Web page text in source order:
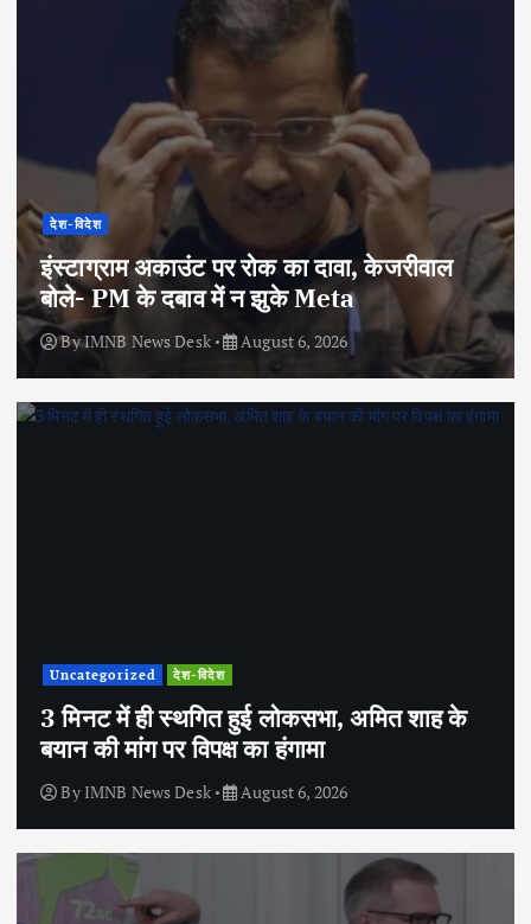
देश-विदेश
इंस्टाग्राम अकाउंट पर रोक का दावा, केजरीवाल
बोले- PM के दबाव में न झुके Meta
ByIMNB News Desk August 6, 2026
Uncategorized देश-विदेश
3 मिनट में ही स्थगित हुई लोकसभा, अमित शाह के
बयान की मांग पर विपक्ष का हंगामा
By IMNB News Desk August 6, 2026